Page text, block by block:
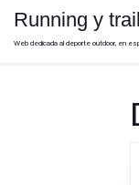
Running y trail
Web dedicada al deporte outdoor, en